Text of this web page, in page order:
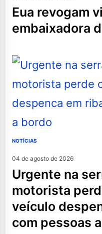
eua revogam visto da
embaixadora
NOTÍCIAS
04 de agosto de 2026
urgente na serra do marçal:
motorista
veículo
com pessoas